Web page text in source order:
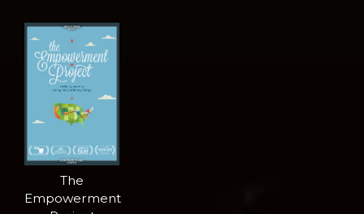
The
Empowerment